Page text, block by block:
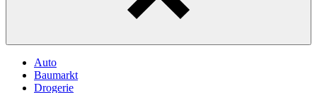
Auto
Baumarkt
Drogerie